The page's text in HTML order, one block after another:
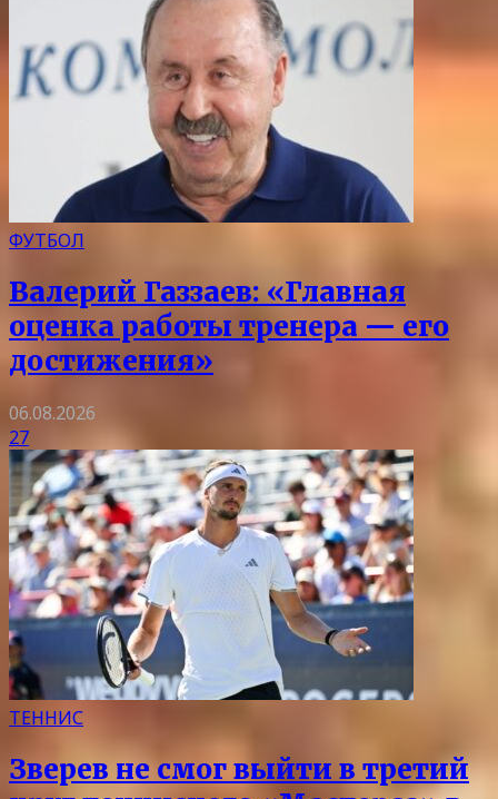
ФУТБОЛ
Валерий Газзаев: «Главная
оценка работы тренера — его
достижения»
06.08.2026
27
ТЕННИС
Зверев не смог выйти в третий